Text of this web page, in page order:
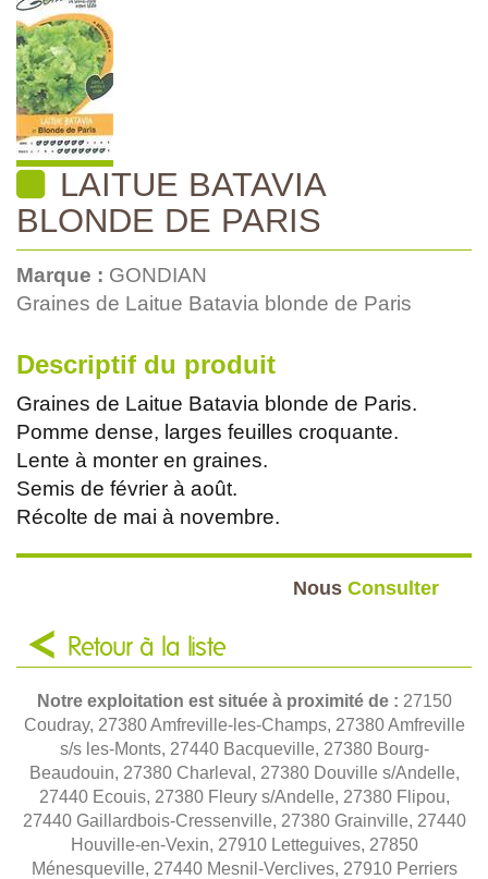
LAITUE BATAVIA
BLONDE DE PARIS
Marque : GONDIAN
Graines de Laitue Batavia blonde de Paris
Descriptif du produit
Graines de Laitue Batavia blonde de Paris.
Pomme dense, larges feuilles croquante.
Lente à monter en graines.
Semis de février à août.
Récolte de mai à novembre.
Nous Consulter
Retour à la liste
Notre exploitation est située à proximité de : 27150
Coudray, 27380 Amfreville-les-Champs, 27380 Amfreville
s/s les-Monts, 27440 Bacqueville, 27380 Bourg-
Beaudouin, 27380 Charleval, 27380 Douville s/Andelle,
27440 Ecouis, 27380 Fleury s/Andelle, 27380 Flipou,
27440 Gaillardbois-Cressenville, 27380 Grainville, 27440
Houville-en-Vexin, 27910 Letteguives, 27850
Ménesqueville, 27440 Mesnil-Verclives, 27910 Perriers